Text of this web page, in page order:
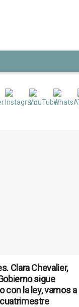
Clara Chevalier,
sigue
con la ley, vamos a